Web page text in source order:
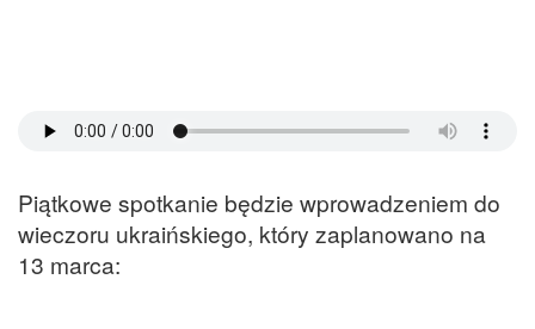
Piątkowe spotkanie będzie wprowadzeniem do
wieczoru ukraińskiego, który zaplanowano na
13 marca: